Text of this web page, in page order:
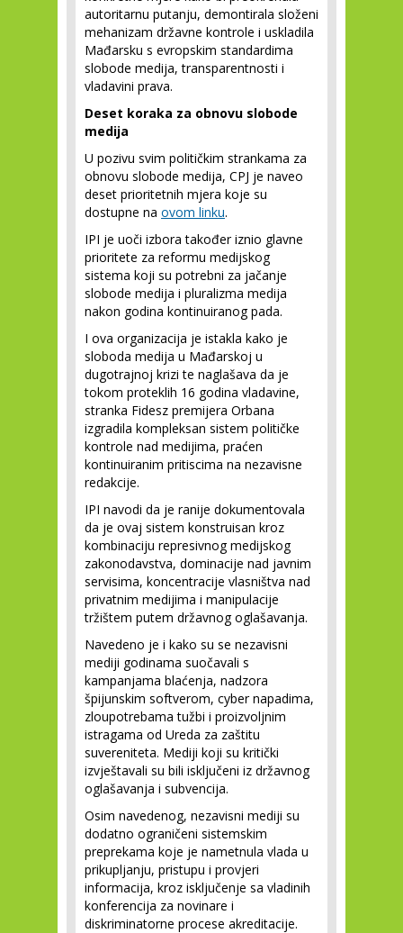
autoritarnu putanju, demontirala složeni
mehanizam državne kontrole i uskladila
Mađarsku s evropskim standardima
slobode medija, transparentnosti i
vladavini prava.
Deset koraka za obnovu slobode
medija
U pozivu svim političkim strankama za
obnovu slobode medija, CPJ je naveo
deset prioritetnih mjera koje su
dostupne na ovom linku.
IPI je uoči izbora također iznio glavne
prioritete za reformu medijskog
sistema koji su potrebni za jačanje
slobode medija i pluralizma medija
nakon godina kontinuiranog pada.
I ova organizacija je istakla kako je
sloboda medija u Mađarskoj u
dugotrajnoj krizi te naglašava da je
tokom proteklih 16 godina vladavine,
stranka Fidesz premijera Orbana
izgradila kompleksan sistem političke
kontrole nad medijima, praćen
kontinuiranim pritiscima na nezavisne
redakcije.
IPI navodi da je ranije dokumentovala
da je ovaj sistem konstruisan kroz
kombinaciju represivnog medijskog
zakonodavstva, dominacije nad javnim
servisima, koncentracije vlasništva nad
privatnim medijima i manipulacije
tržištem putem državnog oglašavanja.
Navedeno je i kako su se nezavisni
mediji godinama suočavali s
kampanjama blaćenja, nadzora
špijunskim softverom, cyber napadima,
zloupotrebama tužbi i proizvoljnim
istragama od Ureda za zaštitu
suvereniteta. Mediji koji su kritički
izvještavali su bili isključeni iz državnog
oglašavanja i subvencija.
Osim navedenog, nezavisni mediji su
dodatno ograničeni sistemskim
preprekama koje je nametnula vlada u
prikupljanju, pristupu i provjeri
informacija, kroz isključenje sa vladinih
konferencija za novinare i
diskriminatorne procese akreditacije.